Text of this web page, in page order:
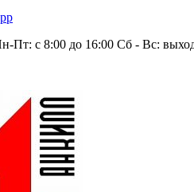
Пт: с 8:00 до 16:00 Сб - Вс: